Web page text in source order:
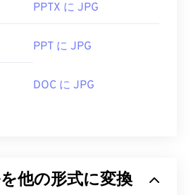
PPTX に JPG
PPT に JPG
DOC に JPG
他の形式に変換